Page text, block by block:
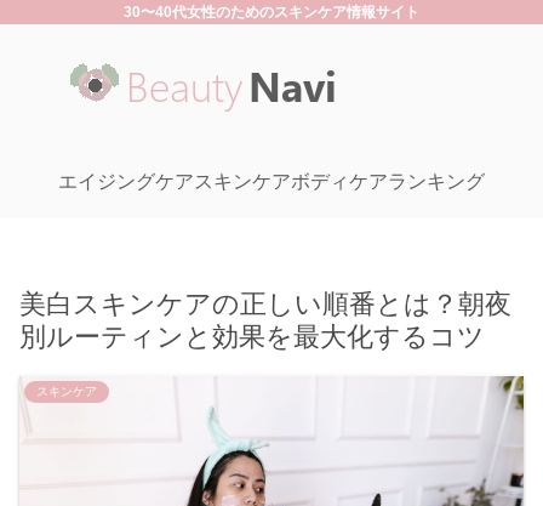
30〜40代女性のためのスキンケア情報サイト
エイジングケアスキンケアボディケアランキング
美白スキンケアの正しい順番とは？朝夜
別ルーティンと効果を最大化するコツ
スキンケア